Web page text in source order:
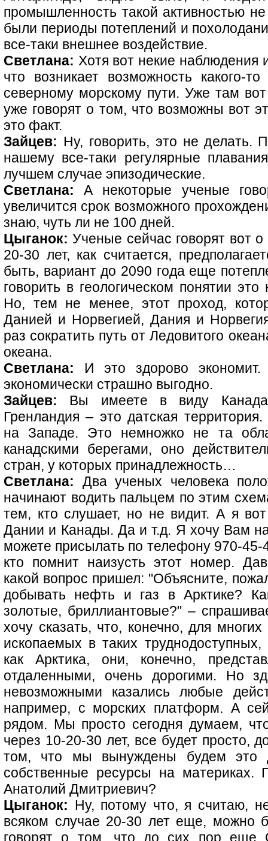
промышленность такой активностью
были периоды потеплений и
все-таки внешнее воздействие.
Светлана: Хотя вот некие наблюдения
что возникает возможность какого-
северному морскому пути. Уже там
уже говорят о том, что возможны вот
это факт.
Зайцев: Ну, говорить, это не делать.
нашему все-таки регулярные
лучшем случае эпизодические.
Светлана: А некоторые ученые
увеличится срок возможного
знаю, чуть ли не 100 дней.
Цыганок: Ученые сейчас говорят вот
20-30 лет, как считается,
быть, вариант до 2090 года еще
говорить в геологическом понятии
Но, тем не менее, этот проход,
Данией и Норвегией, Дания и
раз сократить путь от Ледовитого
океана.
Светлана: И это здорово
экономически страшно выгодно.
Зайцев: Вы имеете в виду
Гренландия – это датская
на Западе. Это немножко не та
канадскими берегами, оно
стран, у которых принадлежность…
Светлана: Два ученых человека
начинают водить пальцем по этим
тем, кто слушает, но не видит. А я
Дании и Канады. Да и т.д. Я хочу Вам
можете присылать по телефону 970-45-
кто помнит наизусть этот номер.
какой вопрос пришел: "Объясните,
добывать нефть и газ в Арктике?
золотые, бриллиантовые?" –
хочу сказать, что, конечно, для
ископаемых в таких
как Арктика, они, конечно,
отдаленными, очень дорогими. Но
невозможными казались любые
например, с морских платформ. А
рядом. Мы просто сегодня думаем,
через 10-20-30 лет, все будет просто,
том, что мы вынуждены будем это
собственные ресурсы на материках.
Анатолий Дмитриевич?
Цыганок: Ну, потому что, я считаю,
всяком случае 20-30 лет еще, можно
говорят о том, что до сих пор еще